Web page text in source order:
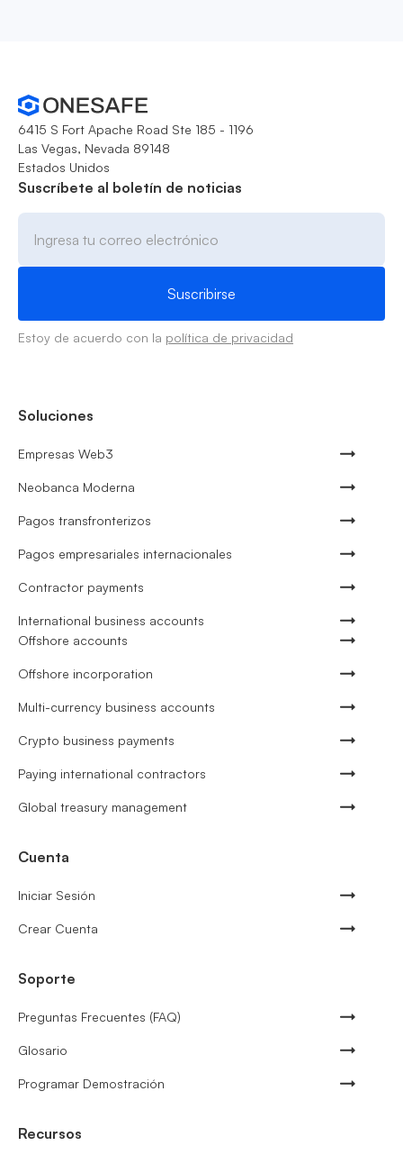
6415 S Fort Apache Road Ste 185 - 1196
Las Vegas, Nevada 89148
Estados Unidos
Suscríbete al boletín de noticias
Estoy de acuerdo con la política de privacidad
Soluciones
Empresas Web3
Neobanca Moderna
Pagos transfronterizos
Pagos empresariales internacionales
Contractor payments
International business accounts
Offshore accounts
Offshore incorporation
Multi-currency business accounts
Crypto business payments
Paying international contractors
Global treasury management
Cuenta
Iniciar Sesión
Crear Cuenta
Soporte
Preguntas Frecuentes (FAQ)
Glosario
Programar Demostración
Recursos